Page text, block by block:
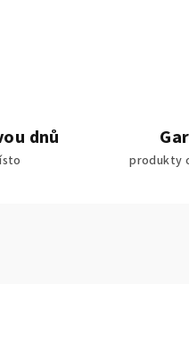
dnů
produkty